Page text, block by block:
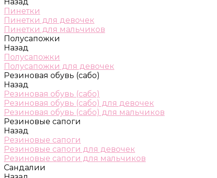
Пинетки
Пинетки для девочек
Пинетки для мальчиков
Полусапожки
Назад
Полусапожки
Полусапожки для девочек
Резиновая обувь (сабо)
Назад
Резиновая обувь (сабо)
Резиновая обувь (сабо) для девочек
Резиновая обувь (сабо) для мальчиков
Резиновые сапоги
Назад
Резиновые сапоги
Резиновые сапоги для девочек
Резиновые сапоги для мальчиков
Сандалии